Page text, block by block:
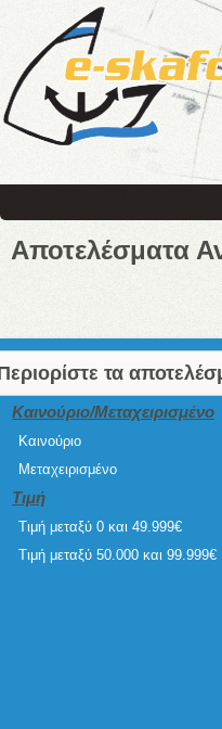
Αποτελέσματα
τα
Καινούριο/Μεταχειρισμένο
Καινούριο
Μεταχειρισμένο
Τιμή
Τιμή μεταξύ 0 και 49.999€
Τιμή μεταξύ 50.000 και 99.999€